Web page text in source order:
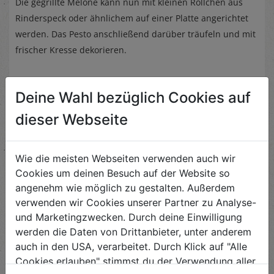
Rinderspeck oder ähnlichem auf einer Platte angerichtet
werden. Das Pesto anschließend darüber träufeln und mit
frischer Kresse dekorieren.
Ähnliche Rezepte
Räucherfischaufstrich
Schwierigkeit
leicht
ANSEHEN
Deine Wahl bezüglich Cookies auf
dieser Webseite
Wie die meisten Webseiten verwenden auch wir
Cookies um deinen Besuch auf der Website so
angenehm wie möglich zu gestalten. Außerdem
verwenden wir Cookies unserer Partner zu Analyse-
und Marketingzwecken. Durch deine Einwilligung
werden die Daten von Drittanbieter, unter anderem
auch in den USA, verarbeitet. Durch Klick auf "Alle
Cookies erlauben" stimmst du der Verwendung aller